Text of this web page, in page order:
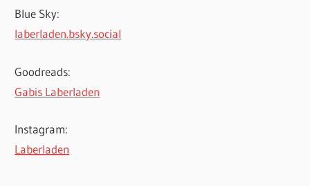
Blue Sky:
laberladen.bsky.social
Goodreads:
Gabis Laberladen
Instagram:
Laberladen